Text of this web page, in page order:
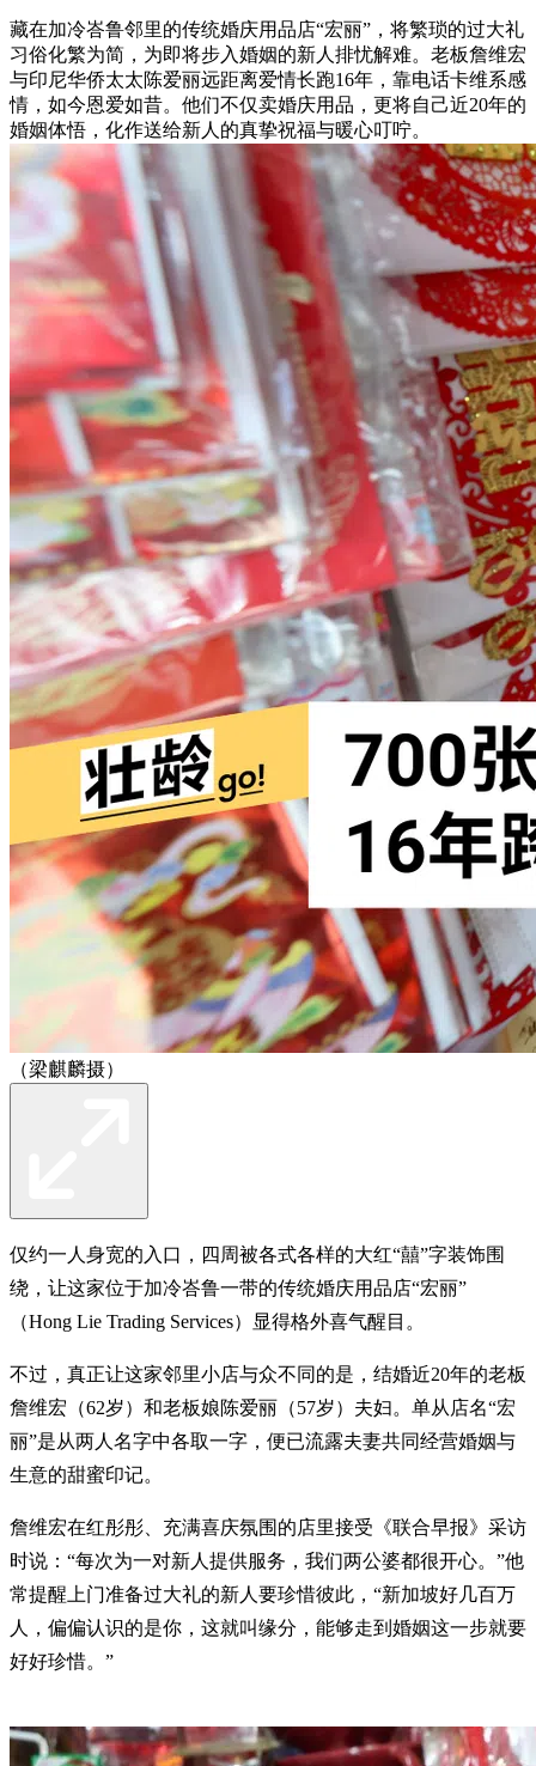
藏在加冷峇鲁邻里的传统婚庆用品店“宏丽”，将繁琐的过大礼
习俗化繁为简，为即将步入婚姻的新人排忧解难。老板詹维宏
与印尼华侨太太陈爱丽远距离爱情长跑16年，靠电话卡维系感
情，如今恩爱如昔。他们不仅卖婚庆用品，更将自己近20年的
婚姻体悟，化作送给新人的真挚祝福与暖心叮咛。
（梁麒麟摄）
仅约一人身宽的入口，四周被各式各样的大红“囍”字装饰围
绕，让这家位于加冷峇鲁一带的传统婚庆用品店“宏丽”
（Hong Lie Trading Services）显得格外喜气醒目。
不过，真正让这家邻里小店与众不同的是，结婚近20年的老板
詹维宏（62岁）和老板娘陈爱丽（57岁）夫妇。单从店名“宏
丽”是从两人名字中各取一字，便已流露夫妻共同经营婚姻与
生意的甜蜜印记。
詹维宏在红彤彤、充满喜庆氛围的店里接受《联合早报》采访
时说：“每次为一对新人提供服务，我们两公婆都很开心。”他
常提醒上门准备过大礼的新人要珍惜彼此，“新加坡好几百万
人，偏偏认识的是你，这就叫缘分，能够走到婚姻这一步就要
好好珍惜。”